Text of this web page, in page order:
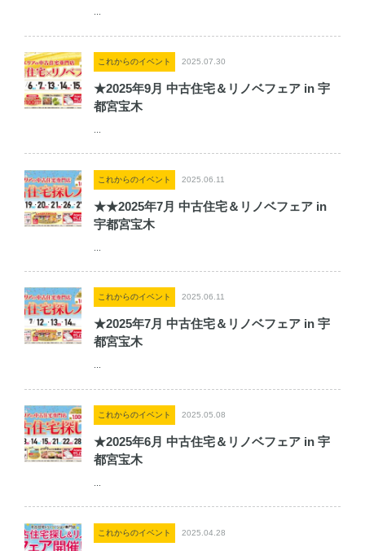
これからのイベント 2025.07.30
★2025年9月 中古住宅＆リノベフェア in 宇
都宮宝木
これからのイベント 2025.06.11
★★2025年7月 中古住宅＆リノベフェア in
宇都宮宝木
これからのイベント 2025.06.11
★2025年7月 中古住宅＆リノベフェア in 宇
都宮宝木
これからのイベント 2025.05.08
★2025年6月 中古住宅＆リノベフェア in 宇
都宮宝木
これからのイベント 2025.04.28